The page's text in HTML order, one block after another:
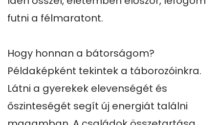
futni a félmaratont.
Hogy honnan a bátorságom?
Példaképként tekintek a táborozóinkra.
Látni a gyerekek elevenségét és
őszinteségét segít új energiát találni